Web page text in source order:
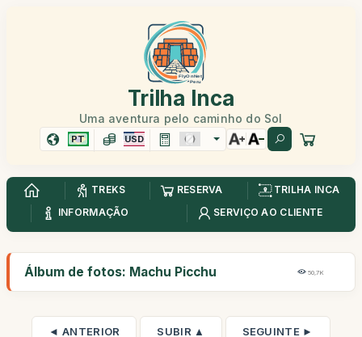
Trilha Inca
Uma aventura pelo caminho do Sol
PT USD
TREKS RESERVA
TRILHA INCA
INFORMAÇÃO
SERVIÇO AO CLIENTE
Álbum de fotos: Machu Picchu 50,7K
◄ ANTERIOR SUBIR ▲ SEGUINTE ►